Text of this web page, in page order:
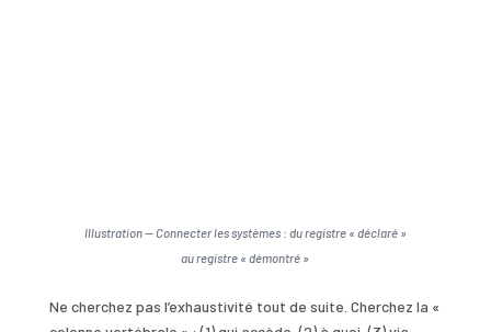
Illustration — Connecter les systèmes : du registre « déclaré »
au registre « démontré »
Ne cherchez pas l’exhaustivité tout de suite. Cherchez la «